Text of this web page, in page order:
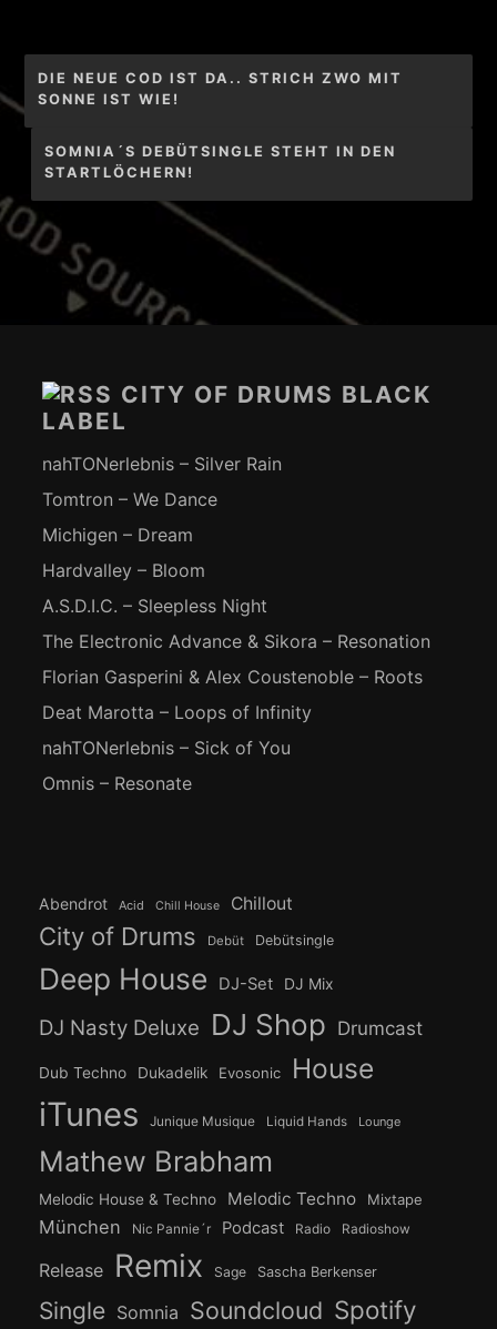
Beitragsnavigation
DIE NEUE COD IST DA.. STRICH ZWO MIT
SONNE IST WIE!
SOMNIA´S DEBÜTSINGLE STEHT IN DEN
STARTLÖCHERN!
CITY OF DRUMS BLACK
LABEL
nahTONerlebnis – Silver Rain
Tomtron – We Dance
Michigen – Dream
Hardvalley – Bloom
A.S.D.I.C. – Sleepless Night
The Electronic Advance & Sikora – Resonation
Florian Gasperini & Alex Coustenoble – Roots
Deat Marotta – Loops of Infinity
nahTONerlebnis – Sick of You
Omnis – Resonate
Abendrot Acid Chill House Chillout
City of Drums Debüt Debütsingle
Deep House DJ-Set DJ Mix
DJ Nasty Deluxe DJ Shop Drumcast
Dub Techno Dukadelik Evosonic House
iTunes Junique Musique Liquid Hands Lounge
Mathew Brabham
Melodic House & Techno Melodic Techno Mixtape
München Nic Pannie´r Podcast Radio Radioshow
Release Remix Sage Sascha Berkenser
Single Somnia Soundcloud Spotify